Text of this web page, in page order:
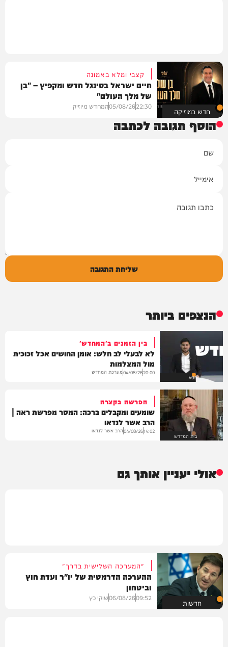
חדש במוזיקה
קצבי ומלא באמונה
חיים ישראל בסינגל חדש ומקפיץ – "בן
של מלך העולם"
22:30
05/08/26המחדש מיוזיק
הוסף תגובה לכתבה
שליחת התגובה
הנצפים ביותר
VOD
בין הזמנים ב'המחדש'
לא לבעלי לב חלש: אומן החושים אכל זכוכית
מול המצלמות
20:00
04/08/26מערכת המחדש
בית המדרש
הפרשה בקצרה
שומעים ומקבלים ברכה: המסר מפרשת ראה |
הרב אשר לנדאו
14:02
04/08/26הרב אשר לנדאו
אולי יעניין אותך גם
חדשות
"המערכה השלישית בדרך"
ההערכה הדרמטית של יו"ר ועדת חוץ
וביטחון
09:52
06/08/26שוקי כץ